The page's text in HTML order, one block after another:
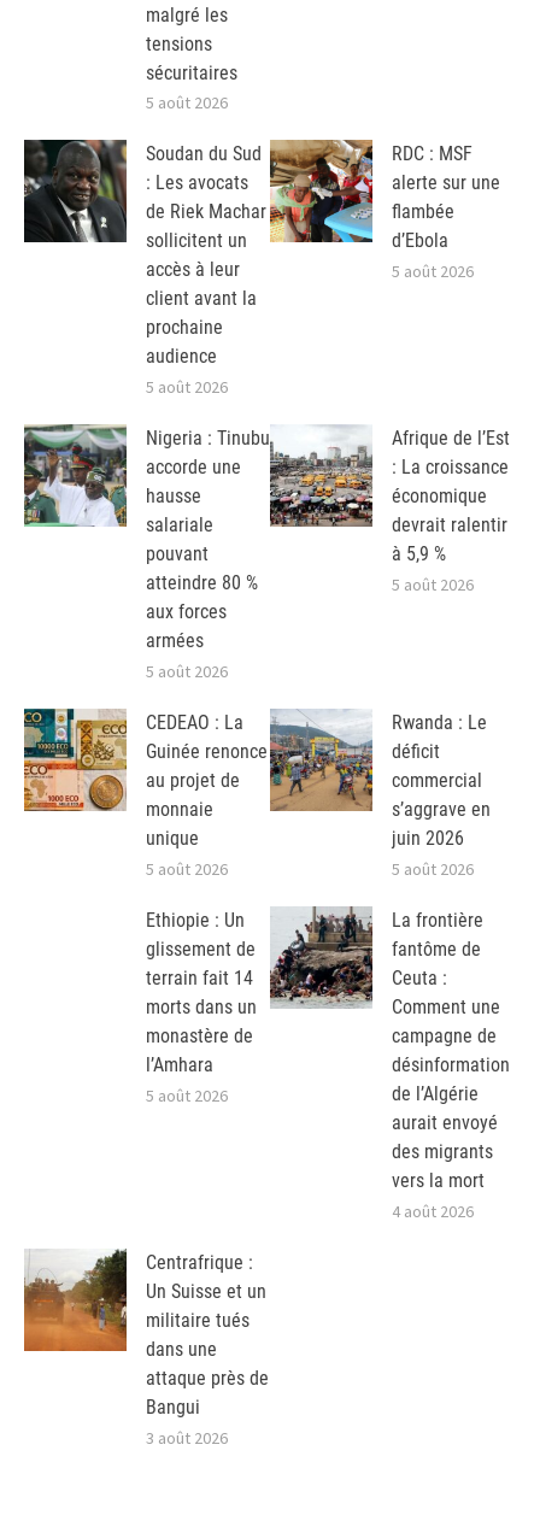
malgré les
tensions
sécuritaires
5 août 2026
Soudan du Sud
: Les avocats
de Riek Machar
sollicitent un
accès à leur
client avant la
prochaine
audience
5 août 2026
RDC : MSF
alerte sur une
flambée
d’Ebola
5 août 2026
Nigeria : Tinubu
accorde une
hausse
salariale
pouvant
atteindre 80 %
aux forces
armées
5 août 2026
Afrique de l’Est
: La croissance
économique
devrait ralentir
à 5,9 %
5 août 2026
CEDEAO : La
Guinée renonce
au projet de
monnaie
unique
5 août 2026
Rwanda : Le
déficit
commercial
s’aggrave en
juin 2026
5 août 2026
Ethiopie : Un
glissement de
terrain fait 14
morts dans un
monastère de
l’Amhara
5 août 2026
La frontière
fantôme de
Ceuta :
Comment une
campagne de
désinformation
de l’Algérie
aurait envoyé
des migrants
vers la mort
4 août 2026
Centrafrique :
Un Suisse et un
militaire tués
dans une
attaque près de
Bangui
3 août 2026